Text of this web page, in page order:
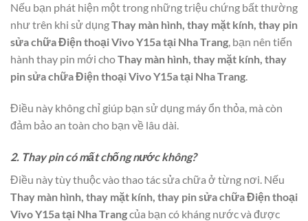
Nếu bạn phát hiện một trong những triệu chứng bất thường
như trên khi sử dụngThay màn hình, thay mặt kính, thay pin
sửa chữa Điện thoại Vivo Y15a tại Nha Trang, bạn nên tiến
hành thay pin mới choThay màn hình, thay mặt kính, thay
pin sửa chữa Điện thoại Vivo Y15a tại Nha Trang.
Điều này không chỉ giúp bạn sử dụng máy ổn thỏa, mà còn
đảm bảo an toàn cho bạn về lâu dài.
2. Thay pin có mất chống nước không?
Điều này tùy thuộc vào thao tác sửa chữa ở từng nơi. Nếu
Thay màn hình, thay mặt kính, thay pin sửa chữa Điện thoại
Vivo Y15a tại Nha Trangcủa bạn có kháng nước và được